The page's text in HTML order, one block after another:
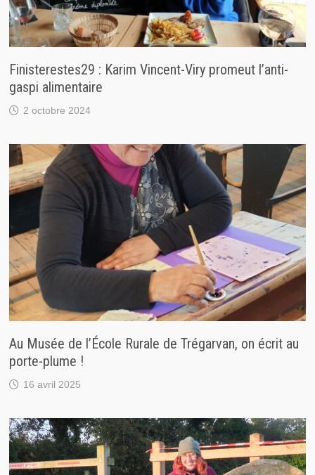
Finisterestes29 : Karim Vincent-Viry promeut l’anti-
gaspi alimentaire
2 octobre 2024
Au Musée de l’École Rurale de Trégarvan, on écrit au
porte-plume !
16 avril 2025